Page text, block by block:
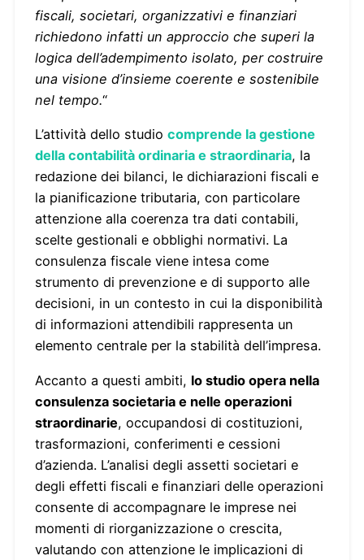
fiscali, societari, organizzativi e finanziari
richiedono infatti un approccio che superi la
logica dell’adempimento isolato, per costruire
una visione d’insieme coerente e sostenibile
nel tempo.“
L’attività dello studio comprende la gestione
della contabilità ordinaria e straordinaria, la
redazione dei bilanci, le dichiarazioni fiscali e
la pianificazione tributaria, con particolare
attenzione alla coerenza tra dati contabili,
scelte gestionali e obblighi normativi. La
consulenza fiscale viene intesa come
strumento di prevenzione e di supporto alle
decisioni, in un contesto in cui la disponibilità
di informazioni attendibili rappresenta un
elemento centrale per la stabilità dell’impresa.
Accanto a questi ambiti, lo studio opera nella
consulenza societaria e nelle operazioni
straordinarie, occupandosi di costituzioni,
trasformazioni, conferimenti e cessioni
d’azienda. L’analisi degli assetti societari e
degli effetti fiscali e finanziari delle operazioni
consente di accompagnare le imprese nei
momenti di riorganizzazione o crescita,
valutando con attenzione le implicazioni di